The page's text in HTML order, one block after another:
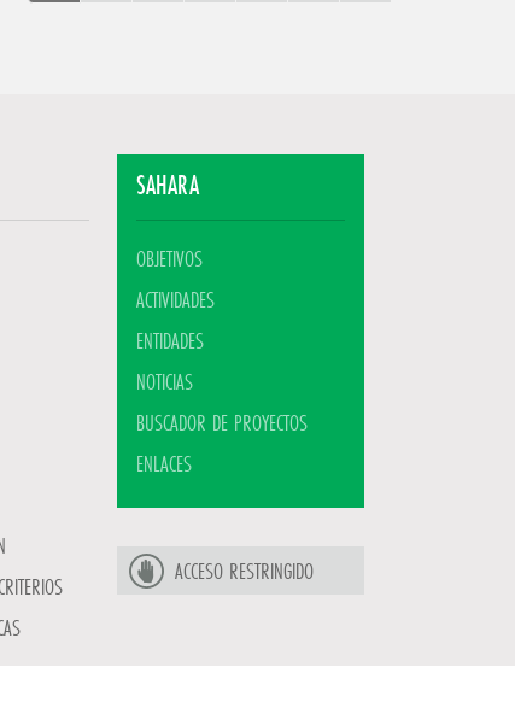
SAHARA
OBJETIVOS
ACTIVIDADES
ENTIDADES
NOTICIAS
BUSCADOR DE PROYECTOS
ENLACES
ACCESO RESTRINGIDO